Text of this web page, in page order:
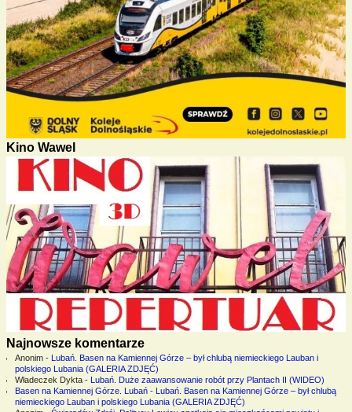
Kino Wawel
Najnowsze komentarze
Anonim- Lubań. Basen na Kamiennej Górze – był chlubą niemieckiego Lauban i
polskiego Lubania (GALERIA ZDJĘĆ)
Władeczek Dykta- Lubań. Duże zaawansowanie robót przy Plantach II (WIDEO)
Basen na Kamiennej Górze. Lubań- Lubań. Basen na Kamiennej Górze – był chlubą
niemieckiego Lauban i polskiego Lubania (GALERIA ZDJĘĆ)